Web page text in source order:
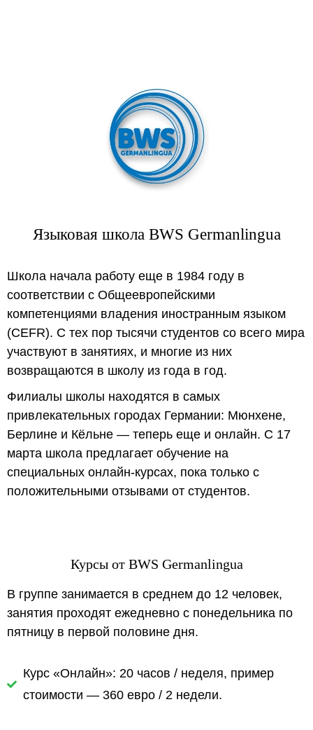
Языковая школа BWS Germanlingua
Школа начала работу еще в 1984 году в
соответствии с Общеевропейскими
компетенциями владения иностранным языком
(CEFR). С тех пор тысячи студентов со всего мира
участвуют в занятиях, и многие из них
возвращаются в школу из года в год.
Филиалы школы находятся в самых
привлекательных городах Германии: Мюнхене,
Берлине и Кёльне — теперь еще и онлайн. С 17
марта школа предлагает обучение на
специальных онлайн-курсах, пока только с
положительными отзывами от студентов.
Курсы от BWS Germanlingua
В группе занимается в среднем до 12 человек,
занятия проходят ежедневно с понедельника по
пятницу в первой половине дня.
Курс «Онлайн»: 20 часов / неделя, пример
стоимости — 360 евро / 2 недели.